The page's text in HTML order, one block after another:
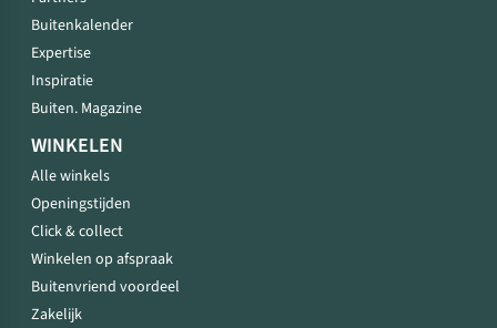
Buitenkalender
Expertise
Inspiratie
Buiten. Magazine
WINKELEN
Alle winkels
Openingstijden
Click & collect
Winkelen op afspraak
Buitenvriend voordeel
Zakelijk